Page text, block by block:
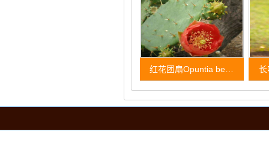
红花团扇Opuntia be…